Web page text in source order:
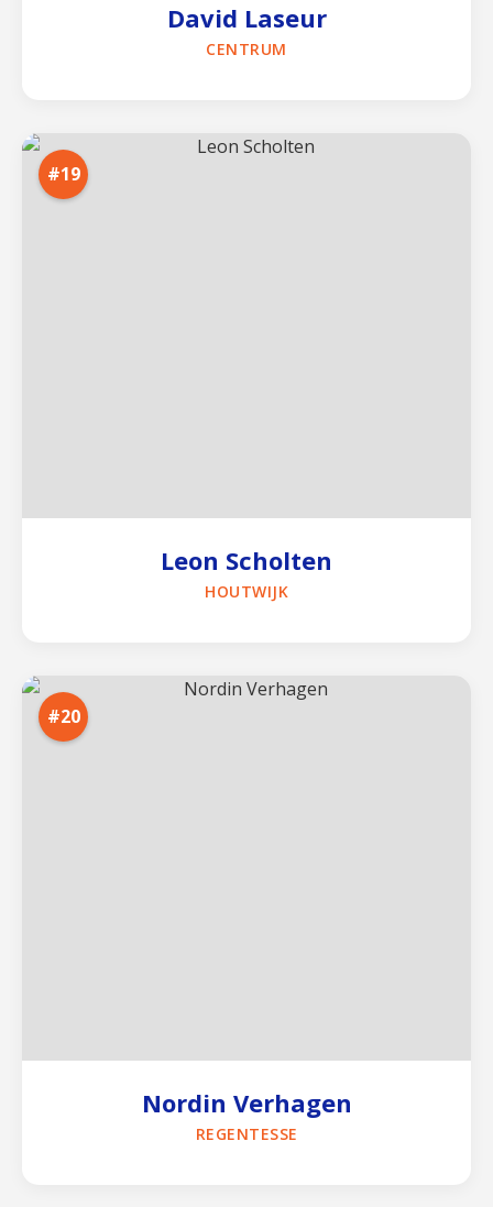
David Laseur
CENTRUM
#19
Leon Scholten
HOUTWIJK
#20
Nordin Verhagen
REGENTESSE